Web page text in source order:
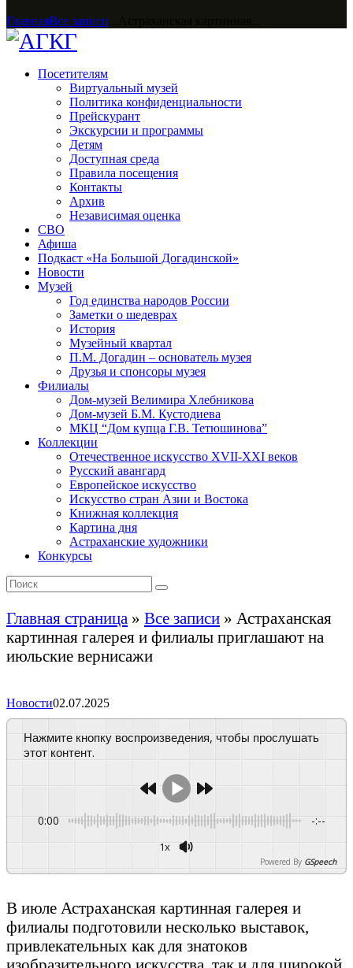
ГлавнаяВсе записи
Посетителям
Виртуальный музей
Политика конфиденциальности
Прейскурант
Экскурсии и программы
Детям
Доступная среда
Правила посещения
Контакты
Архив
Независимая оценка
СВО
Афиша
Подкаст «На Большой Догадинской»
Новости
Музей
Год единства народов России
Заметки о шедеврах
История
Музейный квартал
П.М. Догадин – основатель музея
Друзья и спонсоры музея
Филиалы
Дом-музей Велимира Хлебникова
Дом-музей Б.М. Кустодиева
МКЦ “Дом купца Г.В. Тетюшинова”
Коллекции
Отечественное искусство XVII-XXI веков
Русский авангард
Европейское искусство
Искусство стран Азии и Востока
Книжная коллекция
Картина дня
Астраханские художники
Конкурсы
Главная страница » Все записи » Астраханская
картинная галерея и филиалы приглашают на
июльские вернисажи
Новости02.07.2025
Нажмите кнопку воспроизведения, чтобы прослушать
этот контент.
0:00 -:--
1x
Powered By GSpeech
В июле Астраханская картинная галерея и
филиалы подготовили несколько выставок,
привлекательных как для знатоков
изобразительного искусства, так и для широкой